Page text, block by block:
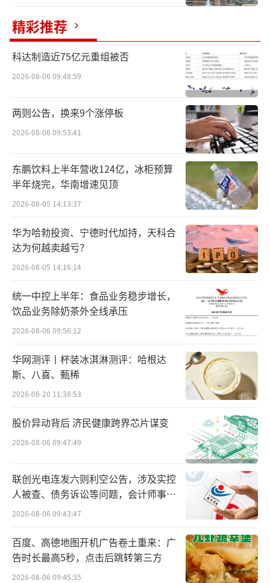
11月18日晚间，湖北省武汉市东西湖区市
场监督管理局发布情况通报称，良品铺子“桂
香坚果藕粉”（210克）和“酸辣粉”（138
克）产品合格，检测结果与配料表标称一致，
举报人反映的问题不成立。随后，11月19日凌
晨一点，良品铺子在官微发布澄清公告，回应
藕粉、酸辣粉事件调查结果。
根据官方通报，被举报的“桂香坚果藕
粉”由良品铺子委托安徽燕之坊食品有限公司
（以下简称“燕之坊”）生产；“酸辣粉”由
良品铺子委托河南品正食品科技有限公司（以
下简称“品正公司”）生产。关于藕粉产品，
燕之坊公司所在地市场监管部门函复表
示：“未查出燕之坊公司采购木薯淀粉或木薯
物质，未在‘桂香坚果藕粉’投料记录中发现
木薯淀粉或类似木薯物质”；11月12日，该市
场监管部门提供由安徽省产品质量监督检验研
究院出具的检验报告（编号：NO:（2024）皖
检SH字第08366号），检验结论显示涉案批次
产品及原料未检出木薯成分。关于酸辣粉产
提供由河南省食品和盐业检验技术研究院出具
的检验报告（编号：N0:WT2024001843），检
验结论显示涉案批次产品检出红薯成分；11月1
8日，该市场监管部门函复：“从原料、采购、
投料生产、成品检验、储存、发货逐项检查，
未发现品正公司违法情形”“将涉案批次酸辣
粉留样产品进行了检验，检验结果合格”。
至此，藕粉、酸辣粉检出成分与配料表一
精彩推荐
科达制造近75亿元重组被否
2026-08-06 09:48:59
两则公告，换来9个涨停板
2026-08-06 09:53:41
东鹏饮料上半年营收124亿，冰柜预算
半年烧完，华南增速见顶
2026-08-05 14:13:37
华为哈勃投资、宁德时代加持，天科合
达为何越卖越亏？
2026-08-05 14:16:14
统一中控上半年：食品业务稳步增长，
饮品业务除奶茶外全线承压
2026-08-06 09:56:12
华网测评丨杯装冰淇淋测评：哈根达
斯、八喜、甄稀
2026-06-20 11:38:53
股价异动背后 济民健康跨界芯片谋变
2026-08-06 09:47:49
联创光电连发六则利空公告，涉及实控
人被查、债务诉讼等问题，会计师事务
所曾出具“保留意见”
2026-08-06 09:43:47
百度、高德地图开机广告卷土重来：广
告时长最高5秒，点击后跳转第三方
2026-08-06 09:45:35